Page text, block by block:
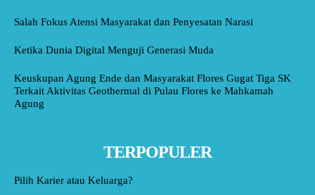
Salah Fokus Atensi Masyarakat dan Penyesatan Narasi
Ketika Dunia Digital Menguji Generasi Muda
Keuskupan Agung Ende dan Masyarakat Flores Gugat Tiga SK
Terkait Aktivitas Geothermal di Pulau Flores ke Mahkamah
Agung
TERPOPULER
Pilih Karier atau Keluarga?